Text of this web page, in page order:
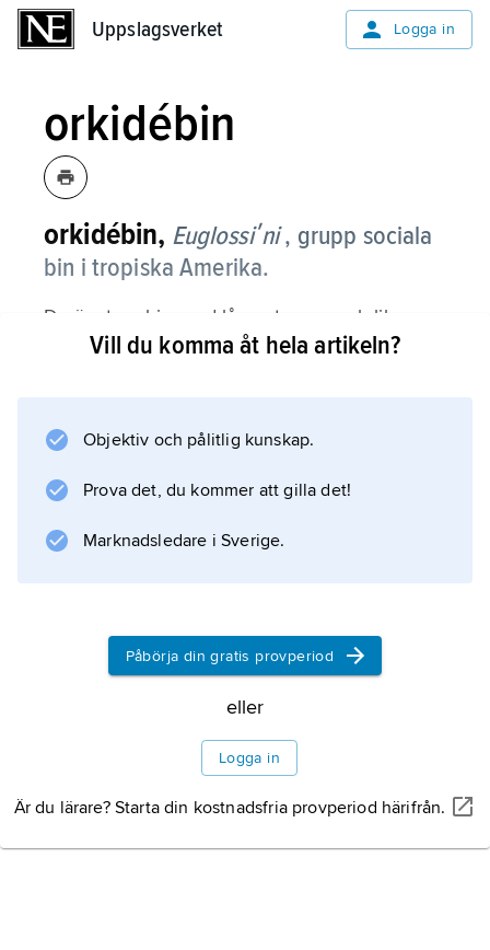
Uppslagsverket Logga in
orkidébin
orkidébin, Euglossiʹni, grupp sociala
bin i tropiska Amerika.
De är stora bin med långa tungor och liknar
humlor eller är glänsande, metalliskt gröna,
orkidéer är beroende av orkidébin för sin
från orkidéerna, vilket bina tycks använda som
Vill du komma åt hela artikeln?
Objektiv och pålitlig kunskap.
Prova det, du kommer att gilla det!
Marknadsledare i Sverige.
Påbörja din gratis provperiod
eller
Logga in
Är du lärare? Starta din kostnadsfria provperiod härifrån.